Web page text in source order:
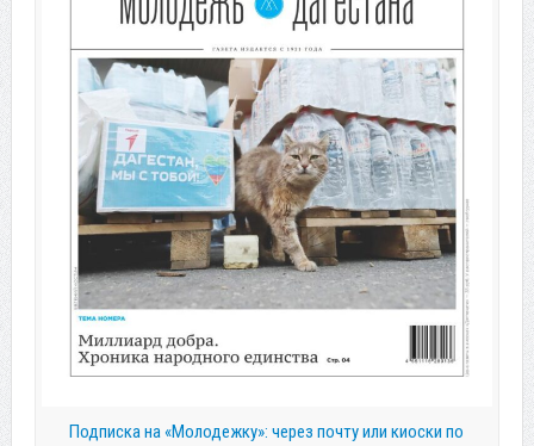
Подписка на «Молодежку»: через почту или киоски по